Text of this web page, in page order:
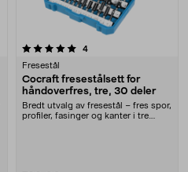
4anmeldelser
Fresestål
Cocraft fresestålsett for
håndoverfres, tre, 30 deler
Bredt utvalg av fresestål – fres spor,
profiler, fasinger og kanter i tre.